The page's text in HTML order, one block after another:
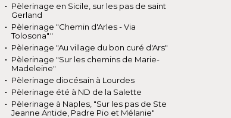
Pèlerinage en Sicile, sur les pas de saint
Gerland
Pèlerinage "Chemin d'Arles - Via
Tolosona""
Pèlerinage "Au village du bon curé d'Ars"
Pèlerinage "Sur les chemins de Marie-
Madeleine"
Pèlerinage diocésain à Lourdes
Pèlerinage été à ND de la Salette
Pèlerinage à Naples, "Sur les pas de Ste
Jeanne Antide, Padre Pio et Mélanie"